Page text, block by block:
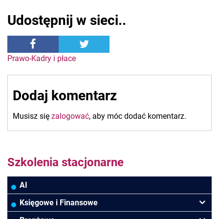
Udostępnij w sieci..
Nawigacja
Prawo-Kadry i płace
Dodaj komentarz
Musisz się zalogować, aby móc dodać komentarz.
Szkolenia stacjonarne
AI
Księgowe i Finansowe